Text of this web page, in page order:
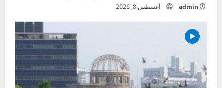
admin أغسطس 8, 2026